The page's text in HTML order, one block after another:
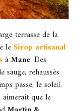
terrasse de la
le Sirop artisanal
àMane. Des
rehaussés
passe, le soleil
aimerait que le